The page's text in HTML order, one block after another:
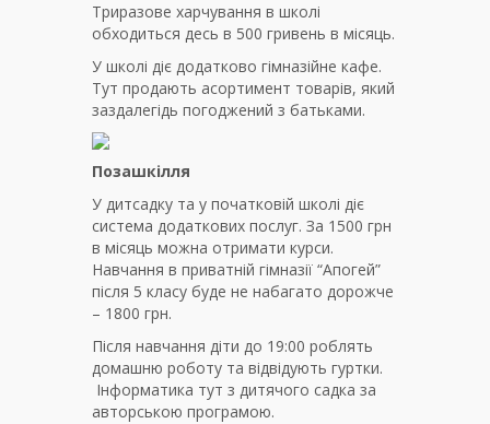
Триразове харчування в школі
обходиться десь в 500 гривень в місяць.
У школі діє додатково гімназійне кафе.
Тут продають асортимент товарів, який
заздалегідь погоджений з батьками.
Позашкілля
У дитсадку та у початковій школі діє
система додаткових послуг. За 1500 грн
в місяць можна отримати курси.
Навчання в приватній гімназії “Апогей”
після 5 класу буде не набагато дорожче
– 1800 грн.
Після навчання діти до 19:00 роблять
домашню роботу та відвідують гуртки.
Інформатика тут з дитячого садка за
авторською програмою.